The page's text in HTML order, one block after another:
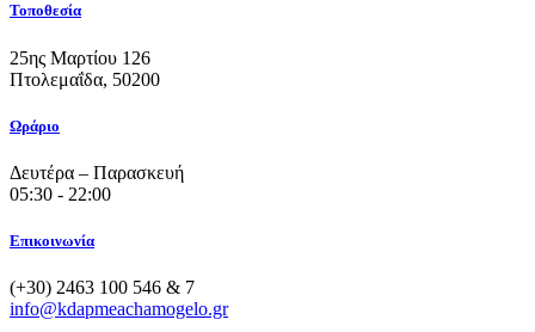
Τοποθεσία
25ης Μαρτίου 126
Πτολεμαΐδα, 50200
Ωράριο
Δευτέρα – Παρασκευή
05:30 - 22:00
Επικοινωνία
(+30) 2463 100 546 & 7
info@kdapmeachamogelo.gr